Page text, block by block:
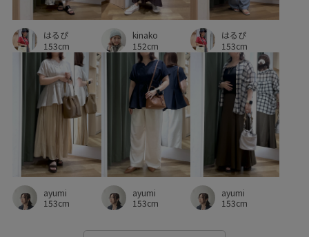
ミックス感 ミディ丈 ミニバッグ リネン
レイヤードスタイル レイヤード風 ヴィンテージ
ヴィンテージ感 伸縮性 冷んやり
夏の機能素材アイテム 大人カジュアル 大人可愛い
天竺 安定感 快適 抗菌防臭
抜け感 接触冷感 機能的 機能素材 涼しげ
爽やか 立体感 薄手 軽量素材 都会的
長財布 防臭加工 高級感
はるぴ
153cm
kinako
152cm
はるぴ
153cm
ayumi
153cm
ayumi
153cm
ayumi
153cm